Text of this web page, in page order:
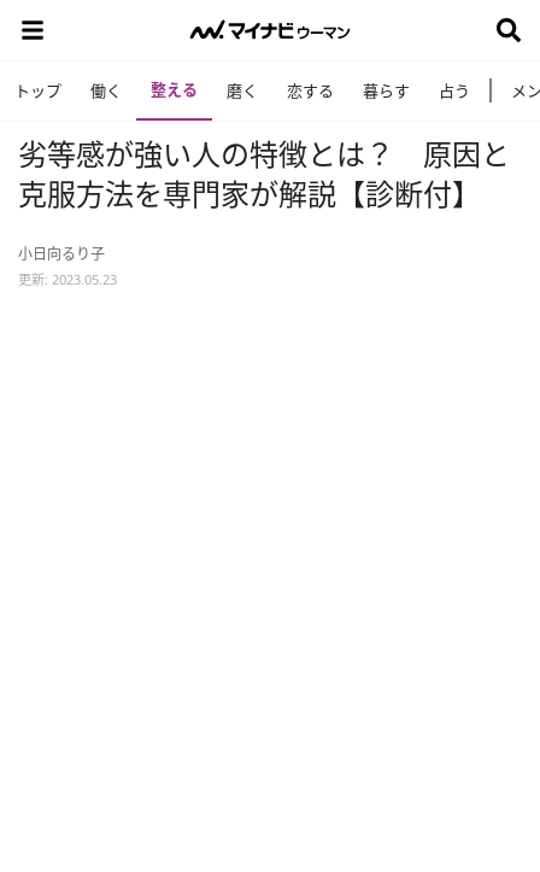
トップ 働く 整える 磨く 恋する 暮らす 占う メ
劣等感が強い人の特徴とは？ 原因と
克服方法を専門家が解説【診断付】
小日向るり子
更新: 2023.05.23